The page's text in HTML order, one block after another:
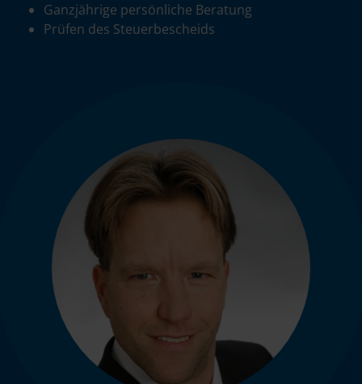
Ganzjährige persönliche Beratung
Prüfen des Steuerbescheids